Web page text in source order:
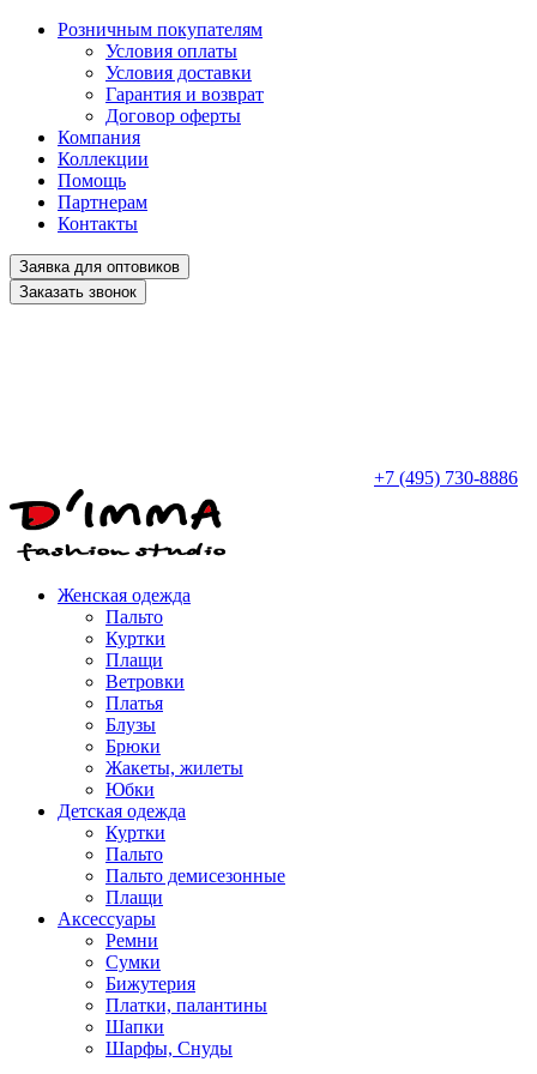
Розничным покупателям
Условия оплаты
Условия доставки
Гарантия и возврат
Договор оферты
Компания
Коллекции
Помощь
Партнерам
Контакты
Заявка для оптовиков
Заказать звонок
+7 (495) 730-8886
Женская одежда
Пальто
Куртки
Плащи
Ветровки
Платья
Блузы
Брюки
Жакеты, жилеты
Юбки
Детская одежда
Куртки
Пальто
Пальто демисезонные
Плащи
Аксессуары
Ремни
Сумки
Бижутерия
Платки, палантины
Шапки
Шарфы, Снуды